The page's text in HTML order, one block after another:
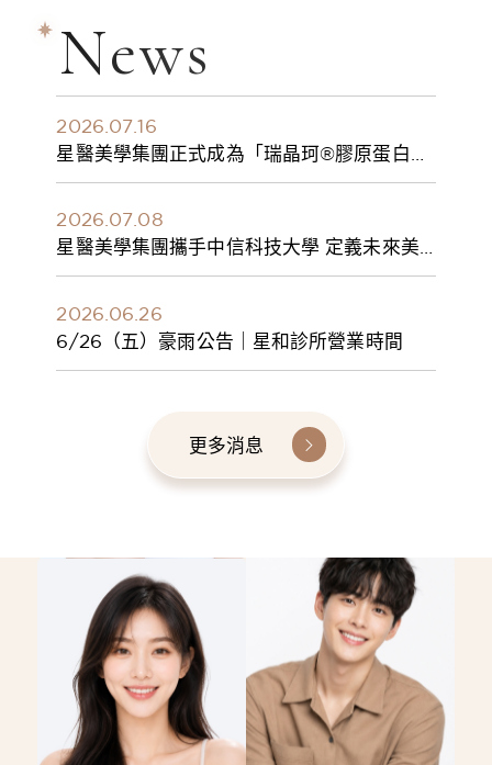
News
2026.07.16
星醫美學集團正式成為「瑞晶珂®膠原蛋白植
入劑」台灣獨家總代理
2026.07.08
星醫美學集團攜手中信科技大學 定義未來美
學人才新標準 建構健康美學產學共育模式 串
2026.06.26
6/26（五）豪雨公告｜星和診所營業時間
更多消息